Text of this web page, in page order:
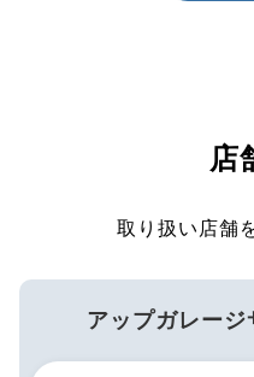
店
取り扱い店舗
アップガレー